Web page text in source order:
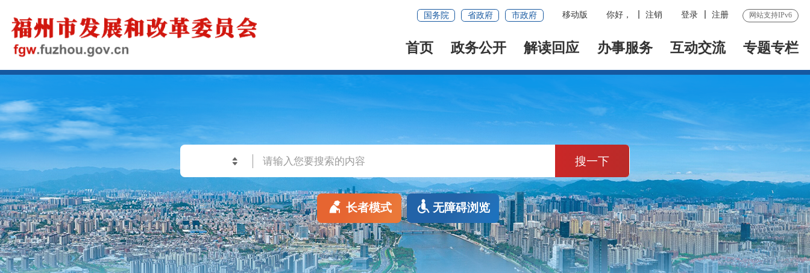
国务院 省政府 市政府 移动版 你好， 注销 登录 注册 网站支持IPv6
首页 政务公开 解读回应 办事服务 互动交流 专题专栏
搜一下
长者模式 无障碍浏览